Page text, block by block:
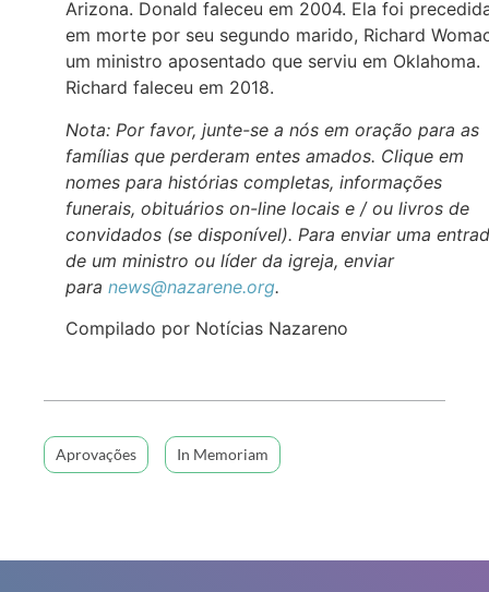
Arizona. Donald faleceu em 2004. Ela foi
em morte por seu segundo marido, Richard
um ministro aposentado que serviu em Oklahoma.
Richard faleceu em 2018.
Nota: Por favor, junte-se a nós em oração para as
famílias que perderam entes amados. Clique em
nomes para histórias completas, informações
funerais, obituários on-line locais e / ou livros de
convidados (se disponível). Para enviar uma
de um ministro ou líder da igreja, enviar
para news@nazarene.org.
Compilado por Notícias Nazareno
Aprovações In Memoriam